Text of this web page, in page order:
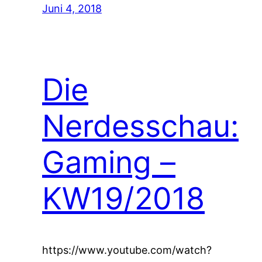
Juni 4, 2018
Die
Nerdesschau:
Gaming –
KW19/2018
https://www.youtube.com/watch?